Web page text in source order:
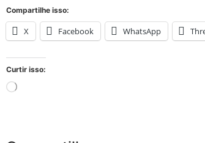
Compartilhe isso:
X Facebook WhatsApp
Curtir isso: